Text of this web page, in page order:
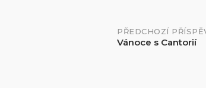
NavigacePŘEDCHOZÍ
Vánoce s Cantorií